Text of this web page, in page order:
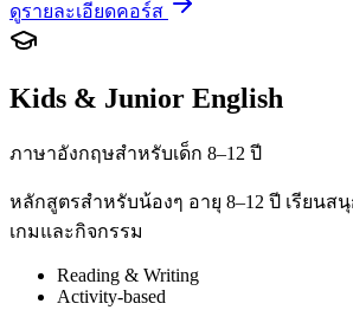
ดูรายละเอียดคอร์ส
Kids & Junior English
ภาษาอังกฤษสำหรับเด็ก 8–12 ปี
หลักสูตรสำหรับน้องๆ อายุ 8–12 ปี เรียนส
เกมและกิจกรรม
Reading & Writing
Activity-based